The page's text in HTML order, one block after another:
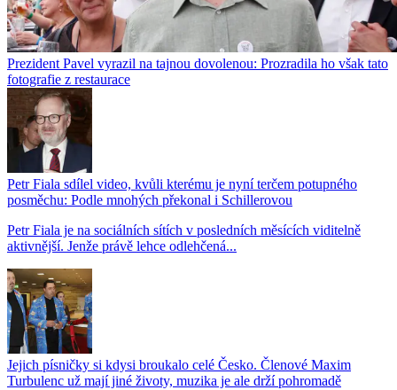
Prezident Pavel vyrazil na tajnou dovolenou: Prozradila ho však tato
fotografie z restaurace
Petr Fiala sdílel video, kvůli kterému je nyní terčem potupného
posměchu: Podle mnohých překonal i Schillerovou
Petr Fiala je na sociálních sítích v posledních měsících viditelně
aktivnější. Jenže právě lehce odlehčená...
Jejich písničky si kdysi broukalo celé Česko. Členové Maxim
Turbulenc už mají jiné životy, muzika je ale drží pohromadě